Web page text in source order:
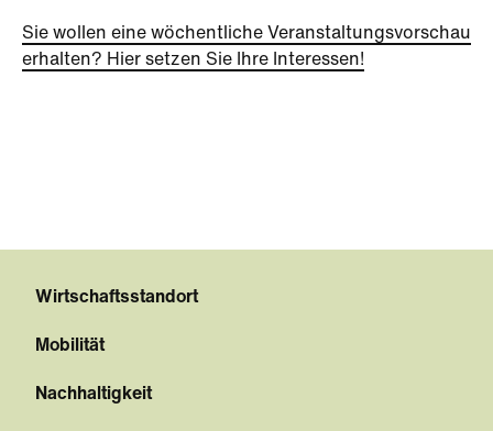
Sie wollen eine wöchentliche Veranstaltungsvorschau
erhalten? Hier setzen Sie Ihre Interessen!
Wirtschaftsstandort
Mobilität
Nachhaltigkeit